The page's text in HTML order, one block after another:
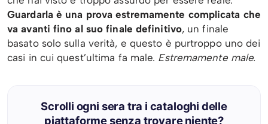
Guardarla è una prova estremamente complicata che
va avanti fino al suo finale definitivo, un finale
basato solo sulla verità, e questo è purtroppo uno dei
casi in cui quest’ultima fa male. Estremamente male.
Scrolli ogni sera tra i cataloghi delle
piattaforme senza trovare niente?